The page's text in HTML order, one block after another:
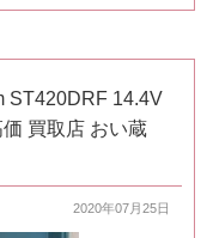
ST420DRF 14.4V
買取店 おい蔵
2020年07月25日